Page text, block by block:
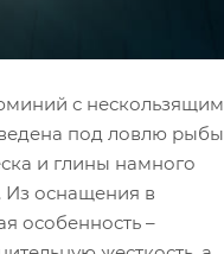
с нескользящим
под ловлю рыбы
и глины намного
Из оснащения в
особенность –